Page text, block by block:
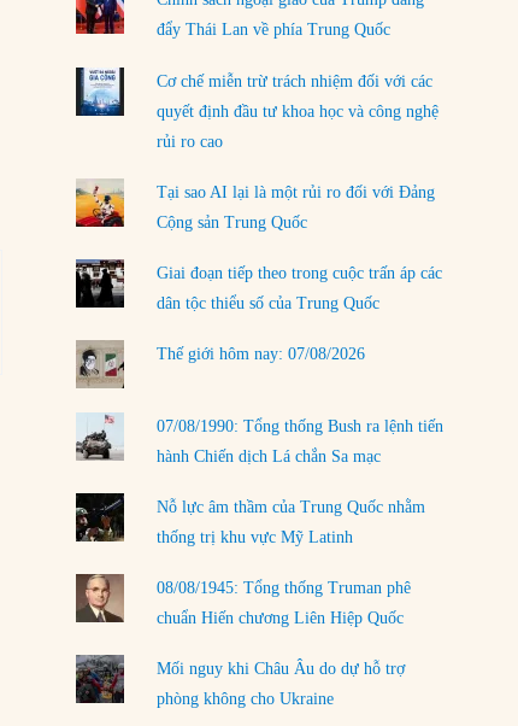
Dương
Đặt cược vào thất bại: Các quỹ đầu tư mạo
hiểm quốc gia và khía cạnh chính trị của vốn
Làm thế nào để kết thúc Chiến tranh Iran?
LOAD MORE
đẩy Thái Lan về phía Trung Quốc
Cơ chế miễn trừ trách nhiệm đối với các
quyết định đầu tư khoa học và công nghệ
rủi ro cao
Tại sao AI lại là một rủi ro đối với Đảng
Cộng sản Trung Quốc
Giai đoạn tiếp theo trong cuộc trấn áp các
dân tộc thiểu số của Trung Quốc
Thế giới hôm nay: 07/08/2026
07/08/1990: Tổng thống Bush ra lệnh tiến
hành Chiến dịch Lá chắn Sa mạc
Nỗ lực âm thầm của Trung Quốc nhằm
thống trị khu vực Mỹ Latinh
08/08/1945: Tổng thống Truman phê
chuẩn Hiến chương Liên Hiệp Quốc
Mối nguy khi Châu Âu do dự hỗ trợ
phòng không cho Ukraine